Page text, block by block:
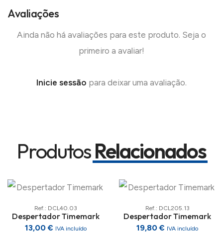
Avaliações
Ainda não há avaliações para este produto. Seja o
primeiro a avaliar!
Inicie sessão para deixar uma avaliação.
ProdutosRelacionados
Ref.: DCL40.03
Despertador Timemark
13,00 € IVA incluído
Ref.: DCL205.13
Despertador Timemark
19,80 € IVA incluído